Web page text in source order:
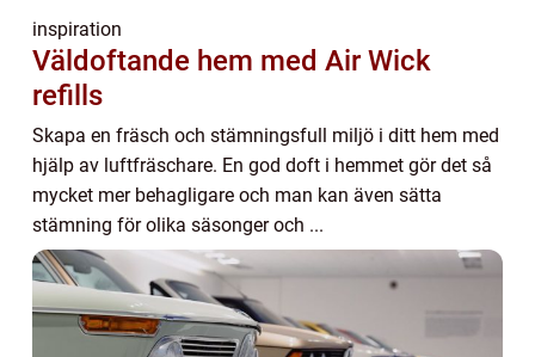
inspiration
Väldoftande hem med Air Wick
refills
Skapa en fräsch och stämningsfull miljö i ditt hem med
hjälp av luftfräschare. En god doft i hemmet gör det så
mycket mer behagligare och man kan även sätta
stämning för olika säsonger och ...